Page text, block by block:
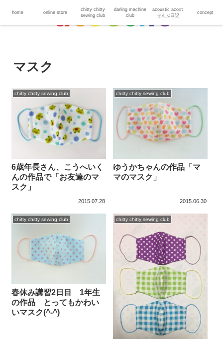
マスク
chitty chitty sewing club
6歳年長さん、こうへいく
んの作品で「お友達のマ
スク」
2015.07.28
chitty chitty sewing club
ゆうかちゃんの作品「マ
マのマスク」
2015.06.30
chitty chitty sewing club
春休み講習2日目 1年生
の作品 とってもかわい
いマスク(^-^)
chitty chitty sewing club
home online store
chitty chitty
sewing club
darling machine
club
acoustic acoの
ぜんぶ日記
concept